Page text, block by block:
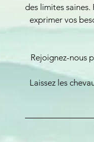
des limites
exprimer vos
Rejoignez-nous
Laissez les